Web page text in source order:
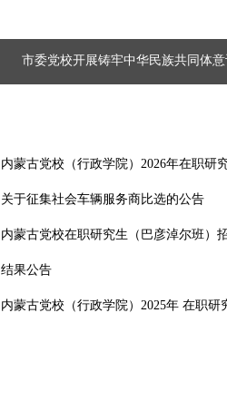
市委党校开展铸牢中华民族共同体
内蒙古党校（行政学院）2026年在职研
关于征集社会车辆服务商比选的公告
内蒙古党校在职研究生（巴彦淖尔班）
结果公告
内蒙古党校（行政学院）2025年 在职研